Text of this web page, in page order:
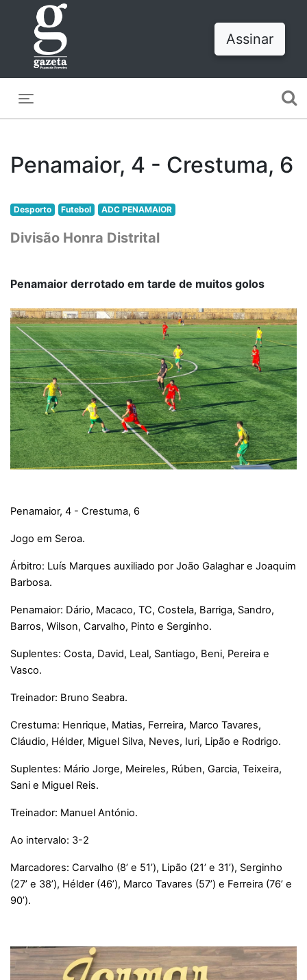
Assinar
Penamaior, 4 - Crestuma, 6
Desporto Futebol ADC PENAMAIOR
Divisão Honra Distrital
Penamaior derrotado em tarde de muitos golos
Penamaior, 4 - Crestuma, 6
Jogo em Seroa.
Árbitro: Luís Marques auxiliado por João Galaghar e Joaquim
Barbosa.
Penamaior: Dário, Macaco, TC, Costela, Barriga, Sandro,
Barros, Wilson, Carvalho, Pinto e Serginho.
Suplentes: Costa, David, Leal, Santiago, Beni, Pereira e
Vasco.
Treinador: Bruno Seabra.
Crestuma: Henrique, Matias, Ferreira, Marco Tavares,
Cláudio, Hélder, Miguel Silva, Neves, Iuri, Lipão e Rodrigo.
Suplentes: Mário Jorge, Meireles, Rúben, Garcia, Teixeira,
Sani e Miguel Reis.
Treinador: Manuel António.
Ao intervalo: 3-2
Marcadores: Carvalho (8’ e 51’), Lipão (21’ e 31’), Serginho
(27’ e 38’), Hélder (46’), Marco Tavares (57’) e Ferreira (76’ e
90’).